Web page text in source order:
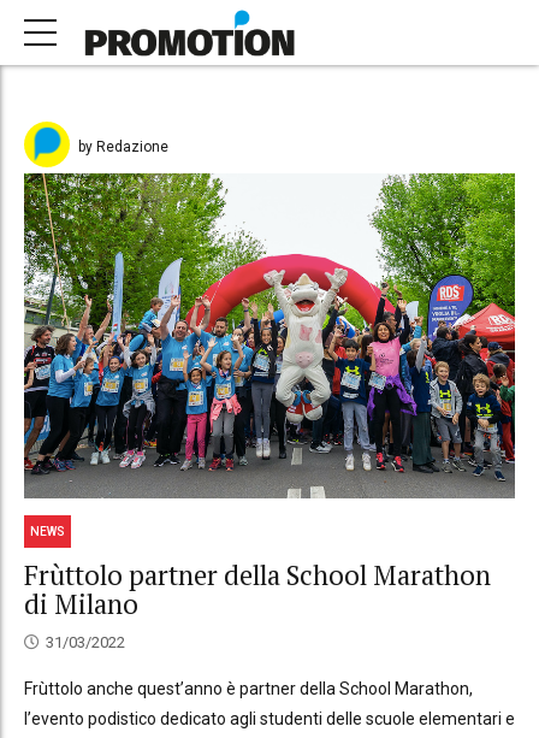
by Redazione
NEWS
Frùttolo partner della School Marathon
di Milano
31/03/2022
Frùttolo anche quest’anno è partner della School Marathon,
l’evento podistico dedicato agli studenti delle scuole elementari e